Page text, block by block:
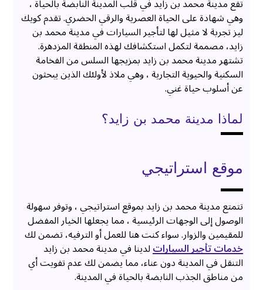
تقع مدينة محمد بن زايد في قلب المدينة النابضة بالحياة ،
وهي شهادة على الحياة العصرية والرقي الحضري. تقدم كويك
ليز تجربة لا مثيل لها لتأجير السيارات في مدينة محمد بن
زايد، مصممة لتكمل استكشافك لهذه المنطقة المزدهرة.
تشتهر مدينة محمد بن زايد بمزيجها السلس من الفخامة
السكنية والحيوية التجارية ، وهي ملاذ لأولئك الذين يبحثون
عن أسلوب حياة غني.
لماذا مدينة محمد بن زايد؟
موقع استراتيجي
تتمتع مدينة محمد بن زايد بموقع استراتيجي ، وتوفر سهولة
الوصول إلى الوجهات الرئيسية ، مما يجعلها الخيار المفضل
للمقيمين والزوار. سواء كنت هنا للعمل أو الترفيه، تضمن لك
خدمات تأجير السياراتلدينا في مدينة محمد بن زايد
التنقل في المدينة دون عناء، مما يضمن لك عدم تفويت أي
من مناطق الجذب النابضة بالحياة في المدينة.